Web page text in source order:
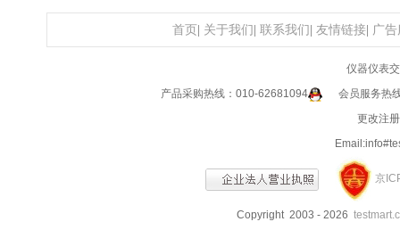
首页 关于我们 联系我们 友情链接| 广告
仪器仪表
产品采购热线：010-62681094
会员服务热
更改注
京
Copyright 2003 - 2026